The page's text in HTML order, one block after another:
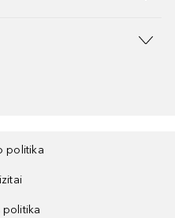
politika
politika